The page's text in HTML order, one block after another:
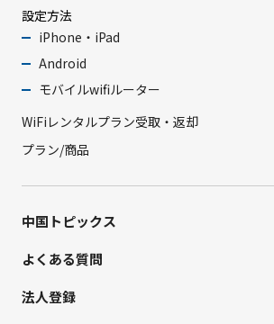
設定方法
iPhone・iPad
Android
モバイルwifiルーター
WiFiレンタルプラン受取・返却
プラン/商品
中国トピックス
よくある質問
法人登録